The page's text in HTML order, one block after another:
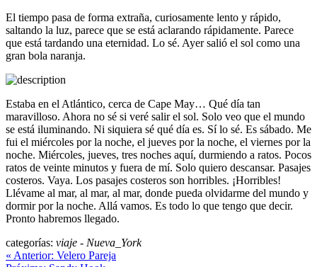
El tiempo pasa de forma extraña, curiosamente lento y rápido,
saltando la luz, parece que se está aclarando rápidamente. Parece
que está tardando una eternidad. Lo sé. Ayer salió el sol como una
gran bola naranja.
Estaba en el Atlántico, cerca de Cape May… Qué día tan
maravilloso. Ahora no sé si veré salir el sol. Solo veo que el mundo
se está iluminando. Ni siquiera sé qué día es. Sí lo sé. Es sábado. Me
fui el miércoles por la noche, el jueves por la noche, el viernes por la
noche. Miércoles, jueves, tres noches aquí, durmiendo a ratos. Pocos
ratos de veinte minutos y fuera de mí. Solo quiero descansar. Pasajes
costeros. Vaya. Los pasajes costeros son horribles. ¡Horribles!
Llévame al mar, al mar, al mar, donde pueda olvidarme del mundo y
dormir por la noche. Allá vamos. Es todo lo que tengo que decir.
Pronto habremos llegado.
categorías: viaje - Nueva_York
« Anterior: Velero Pareja